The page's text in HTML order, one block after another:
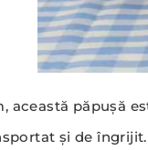
această păpușă
și de